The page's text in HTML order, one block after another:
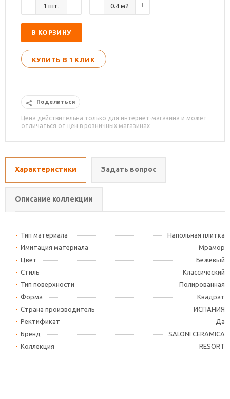
В КОРЗИНУ
КУПИТЬ В 1 КЛИК
Поделиться
Цена действительна только для интернет-магазина и может
отличаться от цен в розничных магазинах
Характеристики Задать вопрос
Описание коллекции
Тип материала
Напольная плитка
Имитация материала
Мрамор
Цвет
Бежевый
Стиль
Классический
Тип поверхности
Полированная
Форма
Квадрат
Страна производитель
ИСПАНИЯ
Ректификат
Да
Бренд
SALONI CERAMICA
Коллекция
RESORT